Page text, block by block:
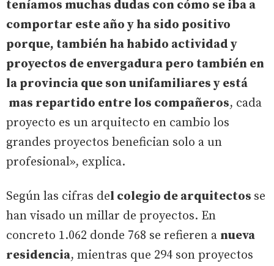
teníamos muchas dudas con cómo se iba a
comportar este año y ha sido positivo
porque, también ha habido actividad y
proyectos de envergadura pero también en
la provincia que son unifamiliares y está
mas repartido entre los compañeros, cada
proyecto es un arquitecto en cambio los
grandes proyectos benefician solo a un
profesional», explica.
Según las cifras del colegio de arquitectos se
han visado un millar de proyectos. En
concreto 1.062 donde 768 se refieren a nueva
residencia, mientras que 294 son proyectos